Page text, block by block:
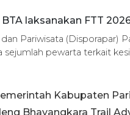
Pariwisata (Disporapar)
pewarta terkait
Kabupaten
Bhayangkara Trail